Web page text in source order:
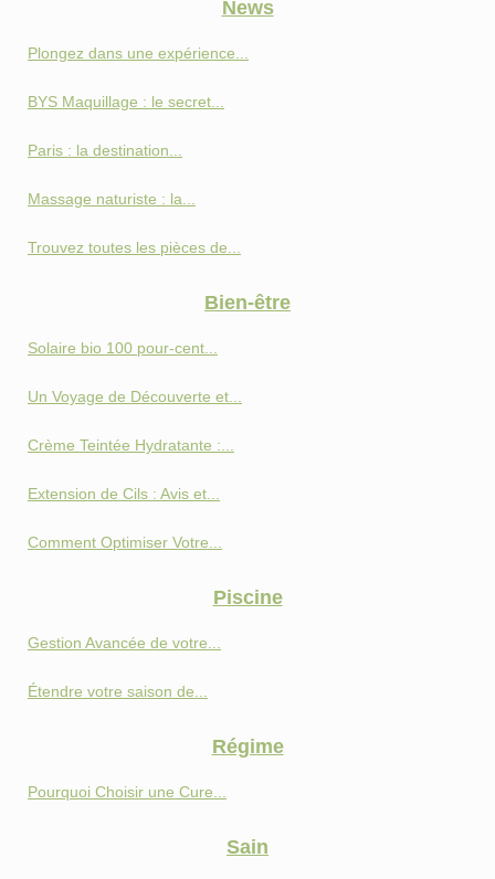
News
Plongez dans une expérience...
BYS Maquillage : le secret...
Paris : la destination...
Massage naturiste : la...
Trouvez toutes les pièces de...
Bien-être
Solaire bio 100 pour-cent...
Un Voyage de Découverte et...
Crème Teintée Hydratante :...
Extension de Cils : Avis et...
Comment Optimiser Votre...
Piscine
Gestion Avancée de votre...
Étendre votre saison de...
Régime
Pourquoi Choisir une Cure...
Sain